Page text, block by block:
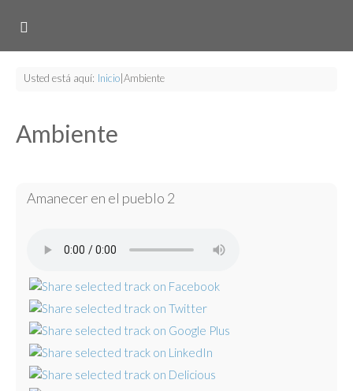
Usted está aquí: Inicio Ambiente
Ambiente
Amanecer en el pueblo 2